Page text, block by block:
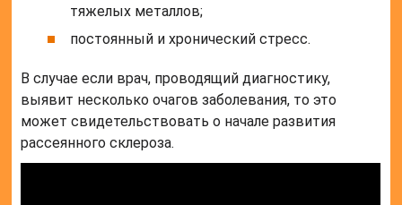
тяжелых металлов;
постоянный и хронический стресс.
В случае если врач, проводящий диагностику,
выявит несколько очагов заболевания, то это
может свидетельствовать о начале развития
рассеянного склероза.